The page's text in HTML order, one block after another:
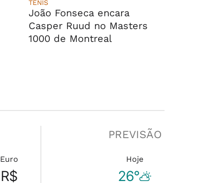
TÊNIS
João Fonseca encara
Casper Ruud no Masters
1000 de Montreal
Euro
R$
PREVISÃO
Hoje
26°